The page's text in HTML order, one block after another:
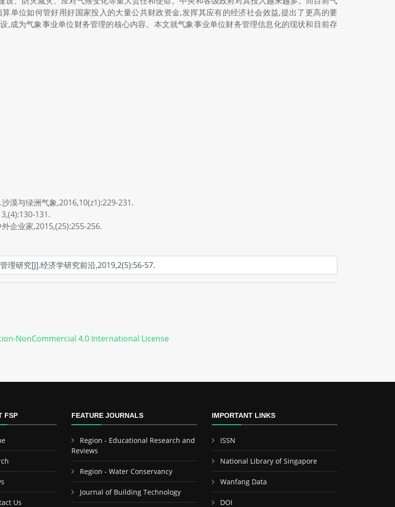
单位如何管好用好国家投入的大量公共财政资金,发挥其应有的经济社会效益,提出了更高的要
,成为气象事业单位财务管理的核心内容。本文就气象事业单位财务管理信息化的现状和目前存
漠与绿洲气象,2016,10(z1):229-231.
131.
企业家,2015,(25):255-256.
NonCommercial 4.0 International License
FSP
Us
FEATURE JOURNALS
Region - Educational Research and
Reviews
Region - Water Conservancy
Journal of Building Technology
IMPORTANT LINKS
ISSN
National Library of Singapore
Wanfang Data
DOI